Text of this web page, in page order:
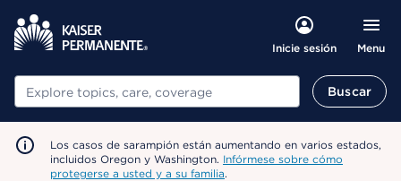
Inicie sesión Menu
Buscar Buscar
Los casos de sarampión están aumentando en varios estados,
incluidos Oregon y Washington. Infórmese sobre cómo
protegerse a usted y a su familia.